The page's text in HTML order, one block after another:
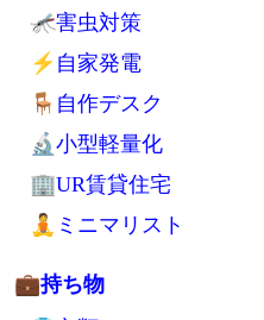
Twitter
Feedly
🗾シンプルライフ
🗄収納